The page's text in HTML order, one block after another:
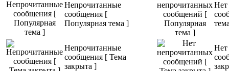
Непрочитанные
сообщения [
Популярная тема ]
Нет
Непрочитанные
сообщения [ Тема
закрыта ]
Нет